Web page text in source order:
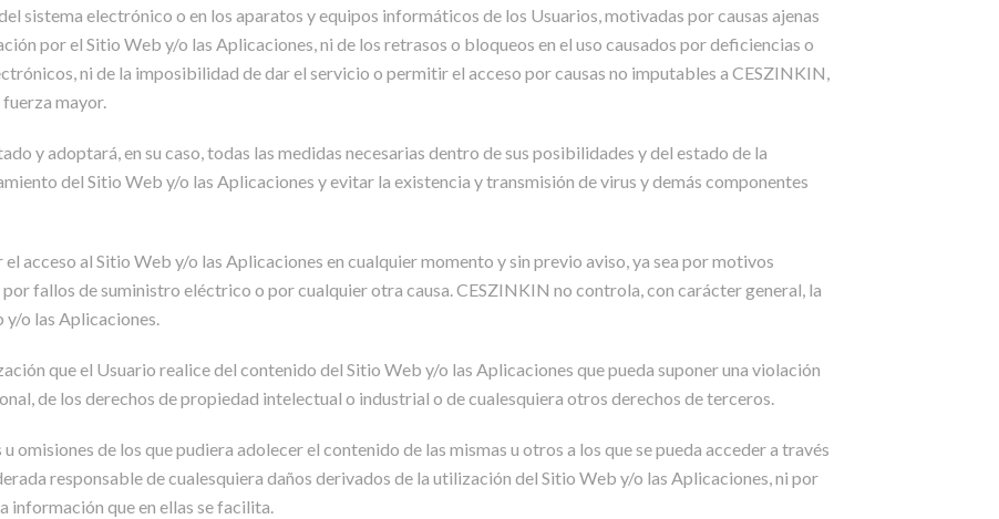
sistema electrónico o en los aparatos y equipos informáticos de los Usuarios, motivadas por causas ajenas
por el Sitio Web y/o las Aplicaciones, ni de los retrasos o bloqueos en el uso causados por deficiencias o
ni de la imposibilidad de dar el servicio o permitir el acceso por causas no imputables a CESZINKIN,
mayor.
y adoptará, en su caso, todas las medidas necesarias dentro de sus posibilidades y del estado de la
del Sitio Web y/o las Aplicaciones y evitar la existencia y transmisión de virus y demás componentes
acceso al Sitio Web y/o las Aplicaciones en cualquier momento y sin previo aviso, ya sea por motivos
fallos de suministro eléctrico o por cualquier otra causa. CESZINKIN no controla, con carácter general, la
y/o las Aplicaciones.
que el Usuario realice del contenido del Sitio Web y/o las Aplicaciones que pueda suponer una violación
de los derechos de propiedad intelectual o industrial o de cualesquiera otros derechos de terceros.
omisiones de los que pudiera adolecer el contenido de las mismas u otros a los que se pueda acceder a través
responsable de cualesquiera daños derivados de la utilización del Sitio Web y/o las Aplicaciones, ni por
información que en ellas se facilita.